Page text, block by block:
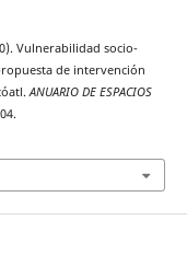
Vulnerabilidad socio-
de intervención
ANUARIO DE ESPACIOS